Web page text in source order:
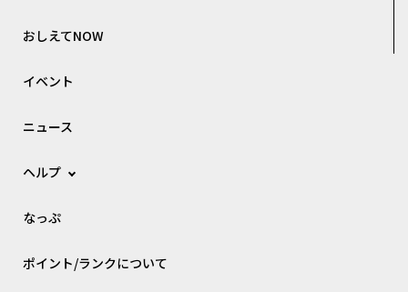
おしえてNOW
イベント
ニュース
ヘルプ
なっぷ
ポイント/ランクについて